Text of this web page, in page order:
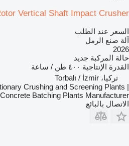
Vertical Shaft Impact Crusher
السعر عند الطلب
آلة صنع الرمل
2026
حالة المركبة جديد
القدرة الإنتاجية ٤٠٠ طن / ساعة
تركيا، Torbalı / İzmir
Crushing and Screening Plants |
Concrete Batching Plants Manufacturer
الاتصال بالبائع